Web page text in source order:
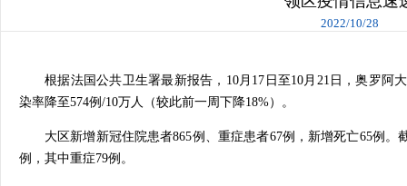
2022/10/28
根据法国公共卫生署最新报告，10月17日至10月21日，奥罗阿
染率降至574例/10万人（较此前一周下降18%）。
大区新增新冠住院患者865例、重症患者67例，新增死亡65例。
例，其中重症79例。